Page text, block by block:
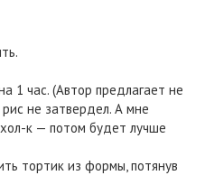
1 час. (Автор предлагает не
не затвердел. А мне
к — потом будет лучше
тортик из формы, потянув